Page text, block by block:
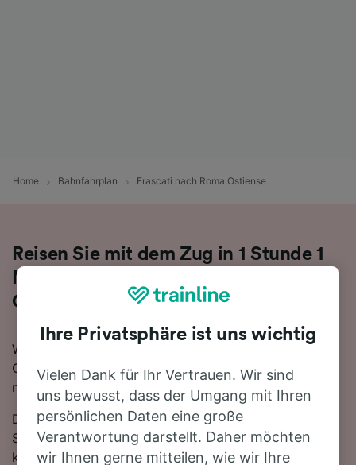
Home Bahnfahrplan Frascati nach Roma Ostiense
Reisen Sie mit dem Zug in 1 Stunde 1
Minute von Frascati nach Roma
Ostiense
Wenn Sie mehr über die Reise von Frascati nach Roma
Ostiense mit dem Zug erfahren möchten, suchen Sie
nicht länger!
Die schnellste Reisezeit auf dieser Strecke beträgt 1
Stunde 1 Minute, wobei etwa 17 Züge am Tag die 18
km zwischen den beiden Bahnhöfen zurücklegen. Die
Ihre Privatsphäre ist uns wichtig
Vielen Dank für Ihr Vertrauen. Wir sind
uns bewusst, dass der Umgang mit Ihren
persönlichen Daten eine große
Verantwortung darstellt. Daher möchten
wir Ihnen gerne mitteilen, wie wir Ihre